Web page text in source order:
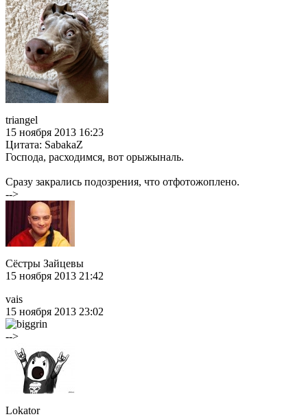
triangel
15 ноября 2013 16:23
Цитата: SabakaZ
Господа, расходимся, вот орыжыналь.
Сразу закрались подозрения, что отфотожоплено.
-->
Сёстры Зайцевы
15 ноября 2013 21:42
vais
15 ноября 2013 23:02
-->
Lokator